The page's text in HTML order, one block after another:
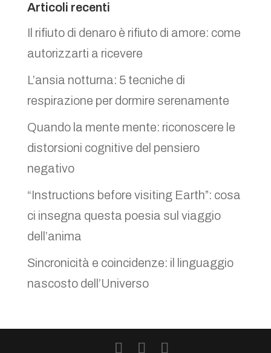
Articoli recenti
Il rifiuto di denaro è rifiuto di amore: come
autorizzarti a ricevere
L’ansia notturna: 5 tecniche di
respirazione per dormire serenamente
Quando la mente mente: riconoscere le
distorsioni cognitive del pensiero
negativo
“Instructions before visiting Earth”: cosa
ci insegna questa poesia sul viaggio
dell’anima
Sincronicità e coincidenze: il linguaggio
nascosto dell’Universo